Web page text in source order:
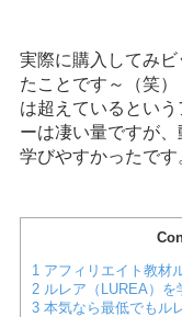
実際に購入してみ
たことです～（笑
は超えているとい
ーは凄い量ですが
学びやすかったです
1 アフィリエイト教材
2ルレア（LUREA）を
3本気なら最低でもル